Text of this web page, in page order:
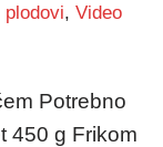
, Video
Potrebno
450 g Frikom